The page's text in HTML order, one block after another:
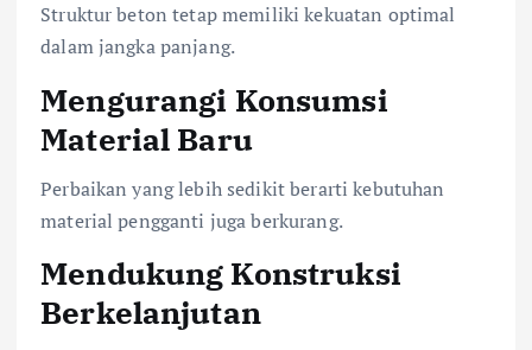
Struktur beton tetap memiliki kekuatan optimal
dalam jangka panjang.
Mengurangi Konsumsi
Material Baru
Perbaikan yang lebih sedikit berarti kebutuhan
material pengganti juga berkurang.
Mendukung Konstruksi
Berkelanjutan